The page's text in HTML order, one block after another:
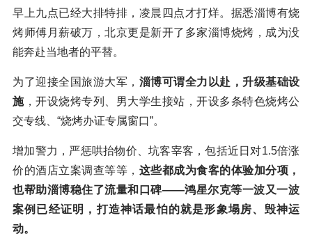
早上九点已经大排特排，凌晨四点才打烊。据悉淄博有烧
烤师傅月薪破万，北京更是新开了多家淄博烧烤，成为没
能奔赴当地者的平替。
为了迎接全国旅游大军， 淄博可谓全力以赴，升级基础设
施，开设烧烤专列、男大学生接站，开设多条特色烧烤公
交专线、“烧烤办证专属窗口”。
增加警力，严惩哄抬物价、坑客宰客，包括近日对1.5倍涨
价的酒店立案调查等等， 这些都成为食客的体验加分项，
也帮助淄博稳住了流量和口碑——鸿星尔克等一波又一波
案例已经证明，打造神话最怕的就是形象塌房、毁神运
动。